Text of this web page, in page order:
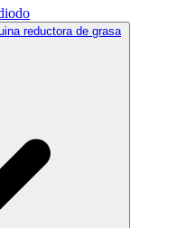
reductora de grasa